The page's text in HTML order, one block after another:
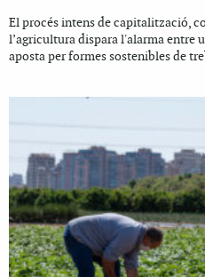
El procés intens de capitalització,
l’agricultura dispara l'alarma entre
aposta per formes sostenibles de